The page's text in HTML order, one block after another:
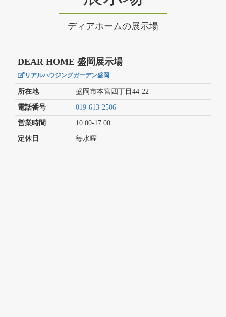
ディアホームの展示場
DEAR HOME 盛岡展示場
リアルハウジングガーデン盛岡
所在地 盛岡市本宮四丁目44-22
電話番号 019-613-2506
営業時間 10:00-17:00
定休日 毎水曜